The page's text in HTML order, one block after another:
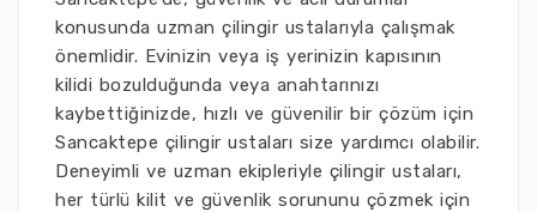
konusunda uzman çilingir ustalarıyla çalışmak
önemlidir. Evinizin veya iş yerinizin kapısının
kilidi bozulduğunda veya anahtarınızı
kaybettiğinizde, hızlı ve güvenilir bir çözüm için
Sancaktepe çilingir ustaları size yardımcı olabilir.
Deneyimli ve uzman ekipleriyle çilingir ustaları,
her türlü kilit ve güvenlik sorununu çözmek için